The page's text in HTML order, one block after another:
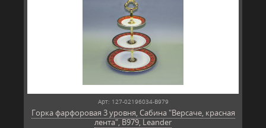
Арт: 127-02196034-B979
Горка фарфоровая 3 уровня, Сабина "Версаче, красная
лента", B979, Leander